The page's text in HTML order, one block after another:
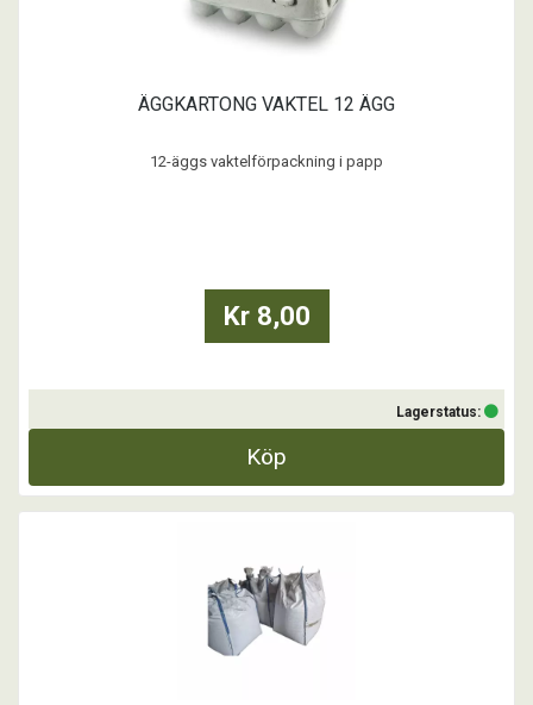
ÄGGKARTONG VAKTEL 12 ÄGG
12-äggs vaktelförpackning i papp
Kr 8,00
Lagerstatus:
Köp